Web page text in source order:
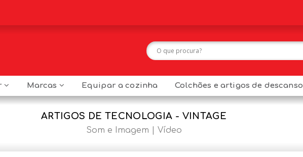
Marcas Equipar a cozinha Colchões e artigos de descanso
ARTIGOS DE TECNOLOGIA - VINTAGE
Som e Imagem Vídeo